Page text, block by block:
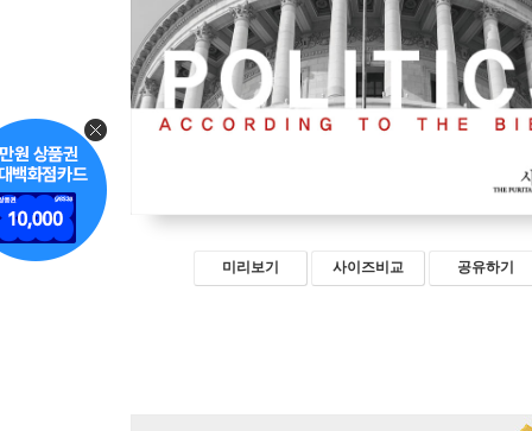
미리보기 사이즈비교 공유하기